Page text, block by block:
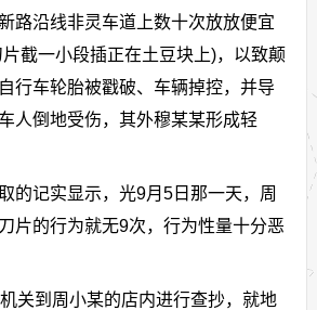
路沿线非灵车道上数十次放放便宜
截一小段插正在土豆块上)，以致颠
行车轮胎被戳破、车辆掉控，并导
人倒地受伤，其外穆某某形成轻
记实显示，光9月5日那一天，周
片的行为就无9次，行为性量十分恶
到周小某的店内进行查抄，就地